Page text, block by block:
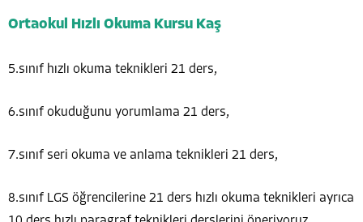
Ortaokul Hızlı Okuma Kursu Kaş
5.sınıf hızlı okuma teknikleri 21 ders,
6.sınıf okuduğunu yorumlama 21 ders,
7.sınıf seri okuma ve anlama teknikleri 21 ders,
8.sınıf LGS öğrencilerine 21 ders hızlı okuma teknikleri ayrıca